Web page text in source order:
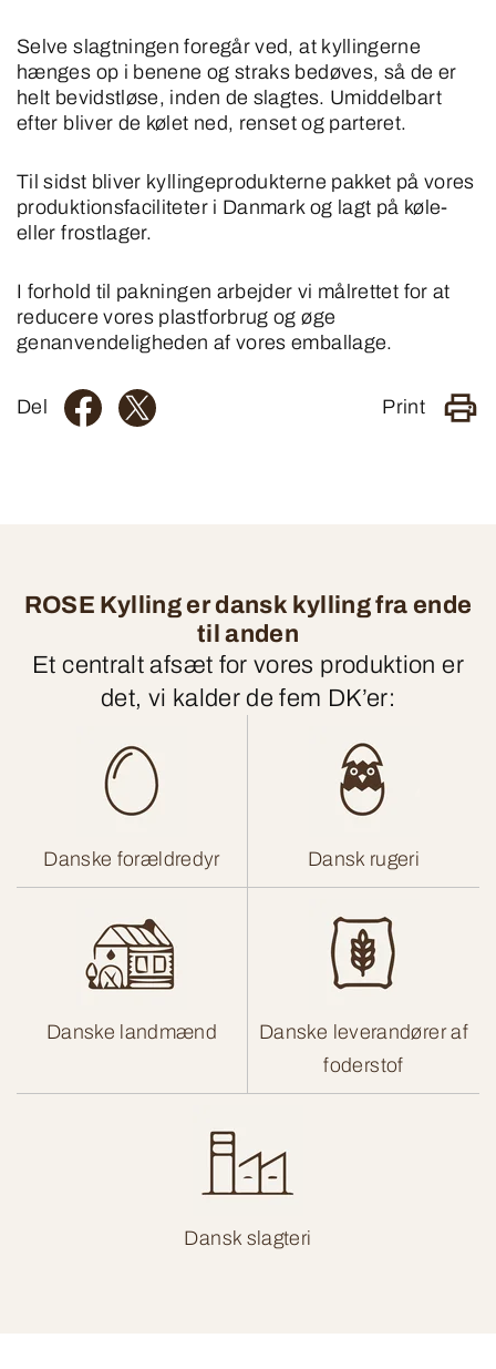
Selve slagtningen foregår ved, at kyllingerne
hænges op i benene og straks bedøves, så de er
helt bevidstløse, inden de slagtes. Umiddelbart
efter bliver de kølet ned, renset og parteret.
Til sidst bliver kyllingeprodukterne pakket på vores
produktionsfaciliteter i Danmark og lagt på køle-
eller frostlager.
I forhold til pakningen arbejder vi målrettet for at
reducere vores plastforbrug og øge
genanvendeligheden af vores emballage.
Del Print
ROSE Kylling er dansk kylling fra ende
til anden
Et centralt afsæt for vores produktion er
det, vi kalder de fem DK’er:
Danske forældredyr Dansk rugeri
Danske landmænd
Danske leverandører af
foderstof
Dansk slagteri